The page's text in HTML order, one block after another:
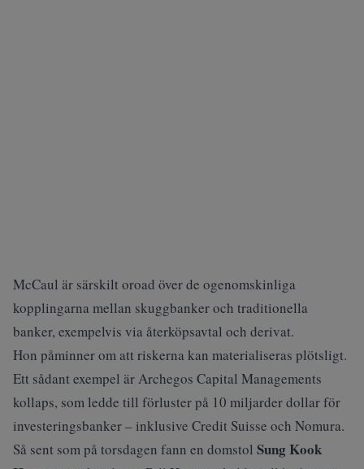
McCaul är särskilt oroad över de ogenomskinliga
kopplingarna mellan skuggbanker och traditionella
banker, exempelvis via återköpsavtal och derivat.
Hon påminner om att riskerna kan materialiseras plötsligt.
Ett sådant exempel är Archegos Capital Managements
kollaps, som ledde till förluster på 10 miljarder dollar för
investeringsbanker – inklusive Credit Suisse och Nomura.
Så sent som på torsdagen fann en domstol Sung Kook